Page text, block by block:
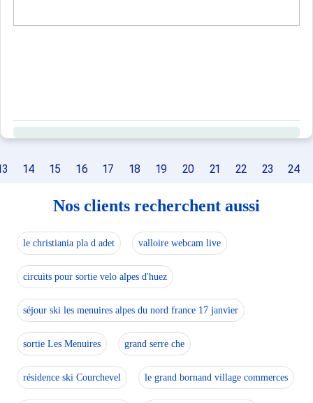
14 15 16 17 18 19 20 21 22 23 24
Nos clients recherchent aussi
le christiania pla d adet valloire webcam live
circuits pour sortie velo alpes d'huez
séjour ski les menuires alpes du nord france 17 janvier
sortie Les Menuires grand serre che
résidence ski Courchevel le grand bornand village commerces